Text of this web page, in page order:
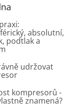
absolutní,
podtlak a
udržovat
kompresorů -
znamená?